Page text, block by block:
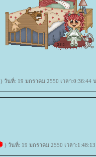
) วันที่: 19 มกราคม 2550 เวลา:0:36:44
) วันที่: 19 มกราคม 2550 เวลา